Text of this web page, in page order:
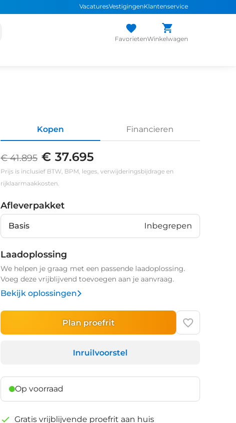
VacaturesVestigingenKlantenservice
FavorietenWinkelwagen
Kopen Financieren
€ 41.895 € 37.695
Prijs is inclusief BTW, BPM, leges, verwijderingsbijdrage en
rijklaarmaakkosten.
Afleverpakket
Basis Inbegrepen
Laadoplossing
We helpen je graag met een passende laadoplossing.
Voeg deze vrijblijvend toevoegen aan je aanvraag.
Bekijk oplossingen
Plan proefrit
Inruilvoorstel
Op voorraad
Gratis vrijblijvende proefrit aan huis